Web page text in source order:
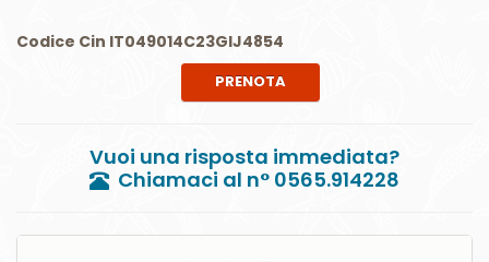
Codice Cin IT049014C23GIJ4854
PRENOTA
Vuoi una risposta immediata?
Chiamaci al n° 0565.914228